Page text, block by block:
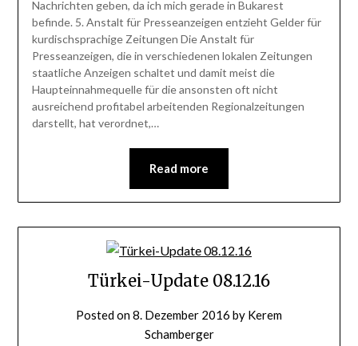
Nachrichten geben, da ich mich gerade in Bukarest
befinde. 5. Anstalt für Presseanzeigen entzieht Gelder für
kurdischsprachige Zeitungen Die Anstalt für
Presseanzeigen, die in verschiedenen lokalen Zeitungen
staatliche Anzeigen schaltet und damit meist die
Haupteinnahmequelle für die ansonsten oft nicht
ausreichend profitabel arbeitenden Regionalzeitungen
darstellt, hat verordnet,…
Read more
Türkei-Update 08.12.16
Posted on8. Dezember 2016 by Kerem
Schamberger